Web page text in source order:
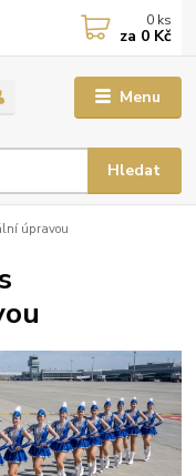
Menu
Hledat
0 ks
za 0 Kč
úpravou